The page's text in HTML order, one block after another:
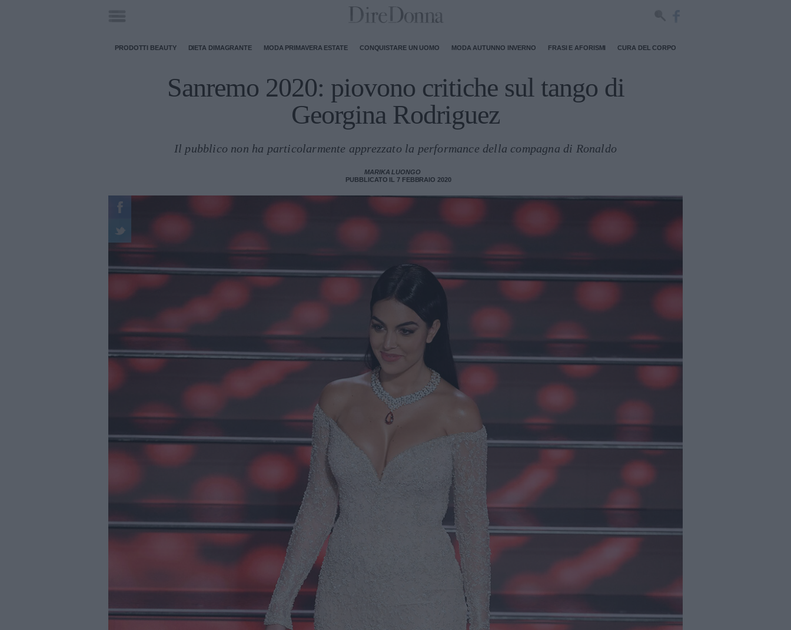
PRODOTTI BEAUTY DIETA DIMAGRANTE MODA PRIMAVERA ESTATE CONQUISTARE UN UOMO MODA AUTUNNO INVERNO FRASI E AFORISMI CURA DEL CORPO
Sanremo 2020: piovono critiche sul tango di
Georgina Rodriguez
Il pubblico non ha particolarmente apprezzato la performance della compagna di Ronaldo
MARIKA LUONGO
PUBBLICATO IL 7 FEBBRAIO 2020